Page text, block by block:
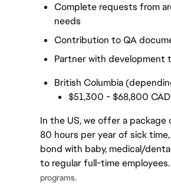
Complete requests from
needs
Contribution to QA
Partner with development
British Columbia
$51,300 - $68,800 CAD
In the US, we offer a
80 hours per year of sick
bond with baby, medical/
to regular full-time
programs.